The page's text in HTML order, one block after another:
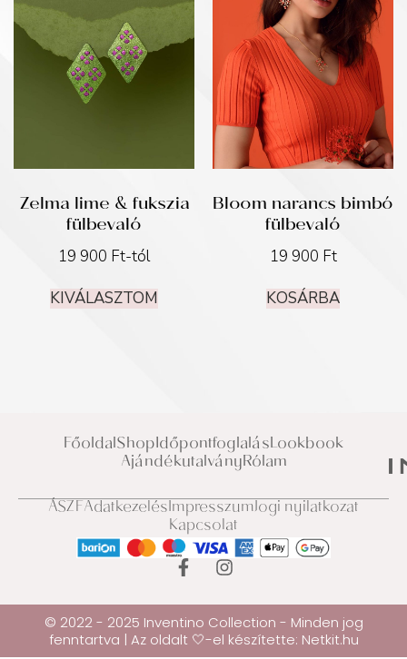
Zelma lime & fukszia
fülbevaló
19 900 Ft-tól
KIVÁLASZTOM
Bloom narancs bimbó
fülbevaló
19 900 Ft
KOSÁRBA
FőoldalShopIdőpontfoglalásLookbook
AjándékutalványRólam
ÁSZFAdatkezelésImpresszumJogi nyilatkozat
Kapcsolat
© 2022 - 2025 Inventino Collection - Minden jog
fenntartva | Az oldalt 🤍-el készítette: Netkit.hu